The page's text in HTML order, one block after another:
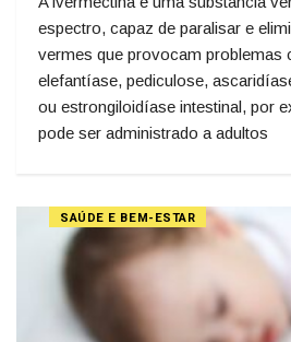
espectro, capaz de paralisar e
vermes que provocam problemas
elefantíase, pediculose,
ou estrongiloidíase intestinal, por
pode ser administrado a adultos
SAÚDE E BEM-ESTAR